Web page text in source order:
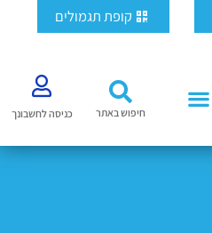
קופת תגמולים
חיפוש באתר כניסה לחשבונך